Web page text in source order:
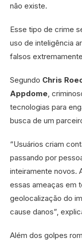
não existe.
Esse tipo de crime
uso de inteligência
falsos
Segundo Chris
Appdome ,
tecnologias para
busca de um
“Usuários criam
passando por
inteiramente novos.
essas ameaças em
geolocalização do
cause danos”,
Além dos golpes